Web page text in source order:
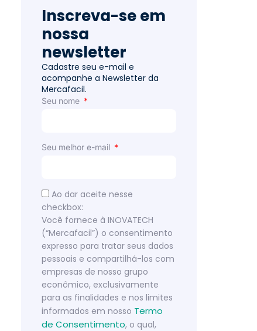
Inscreva-se em
nossa
newsletter
Cadastre seu e-mail e
acompanhe a Newsletter da
Mercafacil.
Seu nome
Seu melhor e-mail
Ao dar aceite nesse
checkbox:
Você fornece à INOVATECH
(“Mercafacil”) o consentimento
expresso para tratar seus dados
pessoais e compartilhá-los com
empresas de nosso grupo
econômico, exclusivamente
para as finalidades e nos limites
informados em nosso Termo
de Consentimento, o qual,